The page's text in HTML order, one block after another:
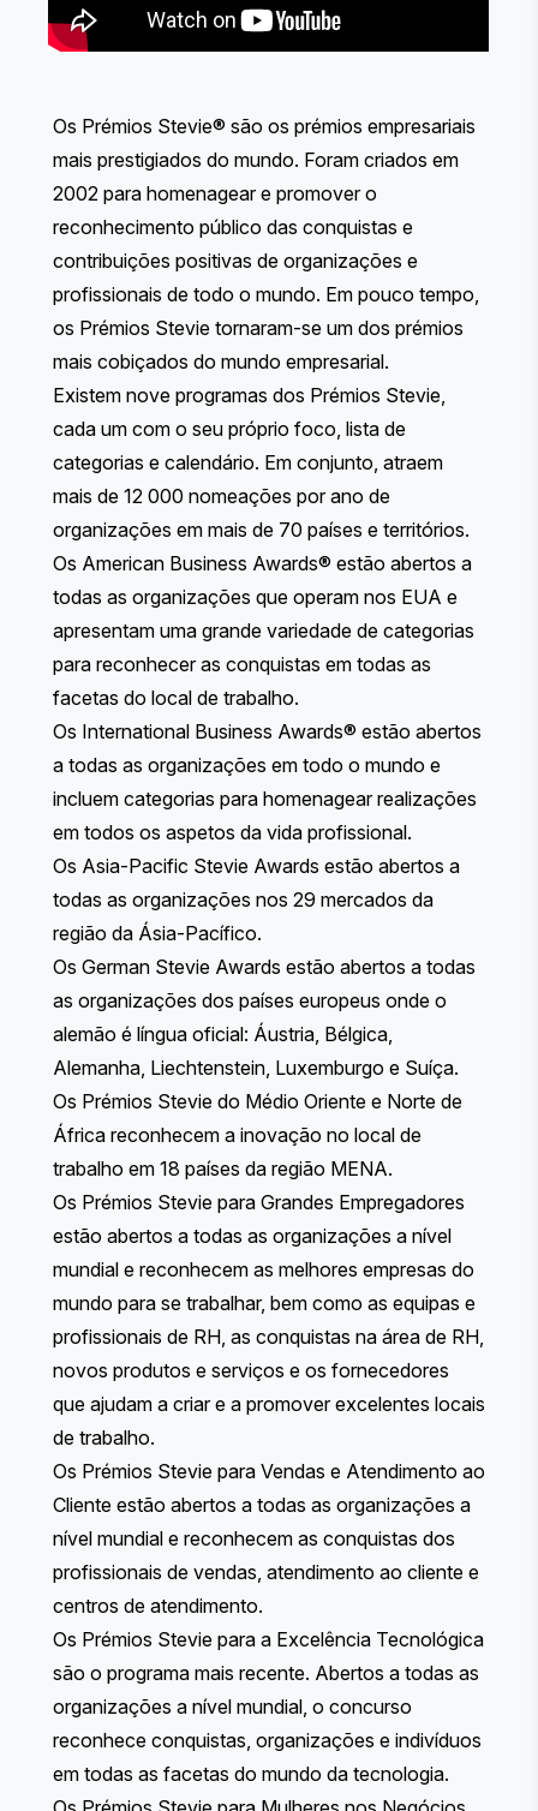
Os Prémios Stevie® são os prémios empresariais
mais prestigiados do mundo. Foram criados em
2002 para homenagear e promover o
reconhecimento público das conquistas e
contribuições positivas de organizações e
profissionais de todo o mundo. Em pouco tempo,
os Prémios Stevie tornaram-se um dos prémios
mais cobiçados do mundo empresarial.
Existem nove programas dos Prémios Stevie,
cada um com o seu próprio foco, lista de
categorias e calendário. Em conjunto, atraem
mais de 12 000 nomeações por ano de
organizações em mais de 70 países e territórios.
Os American Business Awards® estão abertos a
todas as organizações que operam nos EUA e
apresentam uma grande variedade de categorias
para reconhecer as conquistas em todas as
facetas do local de trabalho.
Os International Business Awards® estão abertos
a todas as organizações em todo o mundo e
incluem categorias para homenagear realizações
em todos os aspetos da vida profissional.
Os Asia-Pacific Stevie Awards estão abertos a
todas as organizações nos 29 mercados da
região da Ásia-Pacífico.
Os German Stevie Awards estão abertos a todas
as organizações dos países europeus onde o
alemão é língua oficial: Áustria, Bélgica,
Alemanha, Liechtenstein, Luxemburgo e Suíça.
Os Prémios Stevie do Médio Oriente e Norte de
África reconhecem a inovação no local de
trabalho em 18 países da região MENA.
Os Prémios Stevie para Grandes Empregadores
estão abertos a todas as organizações a nível
mundial e reconhecem as melhores empresas do
mundo para se trabalhar, bem como as equipas e
profissionais de RH, as conquistas na área de RH,
novos produtos e serviços e os fornecedores
que ajudam a criar e a promover excelentes locais
de trabalho.
Os Prémios Stevie para Vendas e Atendimento ao
Cliente estão abertos a todas as organizações a
nível mundial e reconhecem as conquistas dos
profissionais de vendas, atendimento ao cliente e
centros de atendimento.
Os Prémios Stevie para a Excelência Tecnológica
são o programa mais recente. Abertos a todas as
organizações a nível mundial, o concurso
reconhece conquistas, organizações e indivíduos
em todas as facetas do mundo da tecnologia.